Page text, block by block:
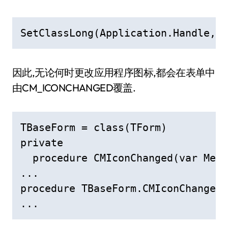
因此,无论何时更改应用程序图标,都会在表单中
由CM_ICONCHANGED覆盖.
TBaseForm = class(TForm)
private
procedure CMIconChanged(var
...
procedure
...